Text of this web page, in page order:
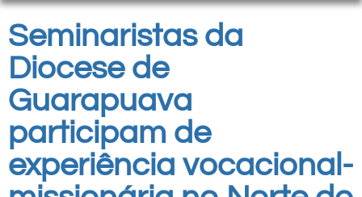
Seminaristas da
Diocese de
Guarapuava
participam de
experiência vocacional-